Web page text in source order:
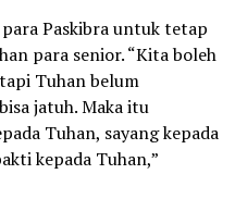
Paskibra untuk tetap
para senior. “Kita boleh
Tuhan belum
jatuh. Maka itu
Tuhan, sayang kepada
kepada Tuhan,”